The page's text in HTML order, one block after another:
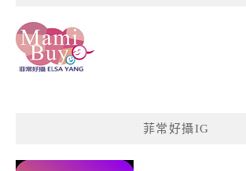
菲常好攝IG